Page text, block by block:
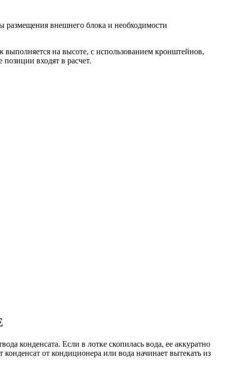
размещения внешнего блока и необходимости
выполняется на высоте, с использованием кронштейнов,
входят в расчет.
конденсата. Если в лотке скопилась вода, ее аккуратно
от кондиционера или вода начинает вытекать из